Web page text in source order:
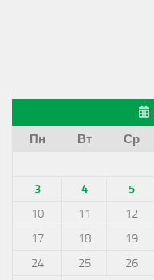
Пн
Вт Ср
3
4 5
10
11 12
17
18 19
24
25 26